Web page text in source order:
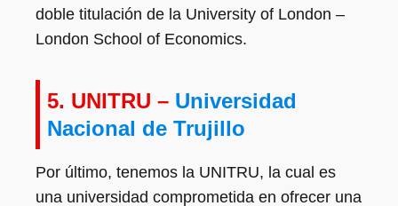
doble titulación de la University of London –
London School of Economics.
5. UNITRU – Universidad
Nacional de Trujillo
Por último, tenemos la UNITRU, la cual es
una universidad comprometida en ofrecer una